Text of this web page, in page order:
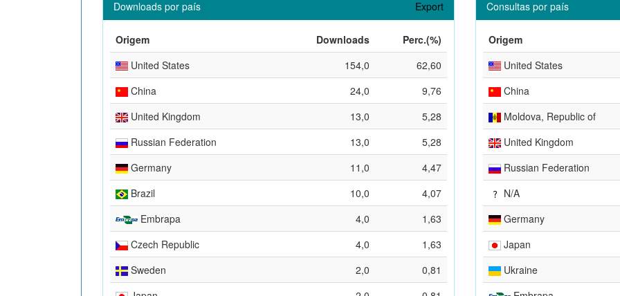
Downloads por país Export
Origem Downloads
Perc.(%)
United States
154,0
62,60
China
24,0
9,76
United Kingdom
13,0
5,28
Russian Federation
13,0
5,28
Germany
11,0
4,47
Brazil
10,0
4,07
Embrapa
4,0
1,63
Czech Republic
4,0
1,63
Sweden
2,0
0,81
Consultas por país
Origem
United States
China
Moldova, Republic of
United Kingdom
Russian Federation
N/A
Germany
Japan
Ukraine